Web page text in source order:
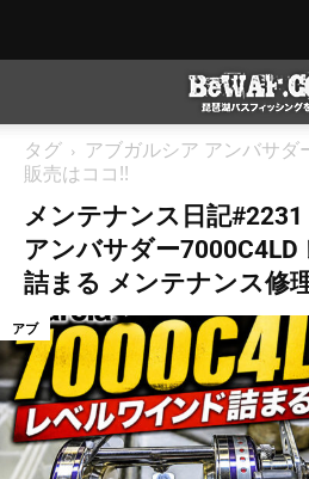
タグ
アブガルシア アンバサ
販売はココ!!
メンテナンス日記
アンバサダー
詰まる メンテナンス修
アブ